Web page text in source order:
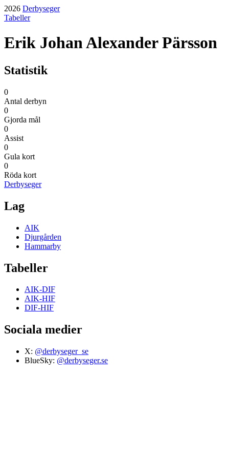
2026 Derbyseger
Tabeller
Erik Johan Alexander Pärsson
Statistik
0
Antal derbyn
0
Gjorda mål
0
Assist
0
Gula kort
0
Röda kort
Derbyseger
Lag
AIK
Djurgården
Hammarby
Tabeller
AIK-DIF
AIK-HIF
DIF-HIF
Sociala medier
X: @derbyseger_se
BlueSky: @derbyseger.se